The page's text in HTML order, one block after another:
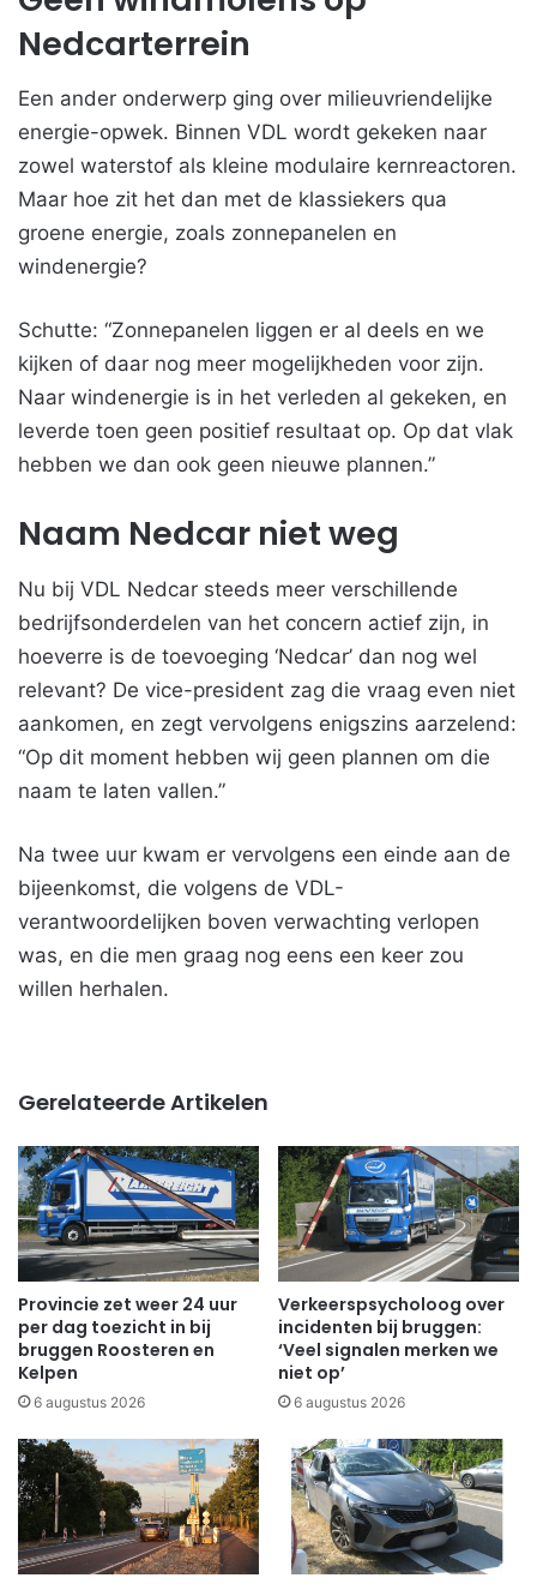
Nedcarterrein
Een ander onderwerp ging over milieuvriendelijke
energie-opwek. Binnen VDL wordt gekeken naar
zowel waterstof als kleine modulaire kernreactoren.
Maar hoe zit het dan met de klassiekers qua
groene energie, zoals zonnepanelen en
windenergie?
Schutte: “Zonnepanelen liggen er al deels en we
kijken of daar nog meer mogelijkheden voor zijn.
Naar windenergie is in het verleden al gekeken, en
leverde toen geen positief resultaat op. Op dat vlak
hebben we dan ook geen nieuwe plannen.”
Naam Nedcar niet weg
Nu bij VDL Nedcar steeds meer verschillende
bedrijfsonderdelen van het concern actief zijn, in
hoeverre is de toevoeging ‘Nedcar’ dan nog wel
relevant? De vice-president zag die vraag even niet
aankomen, en zegt vervolgens enigszins aarzelend:
“Op dit moment hebben wij geen plannen om die
naam te laten vallen.”
Na twee uur kwam er vervolgens een einde aan de
bijeenkomst, die volgens de VDL-
verantwoordelijken boven verwachting verlopen
was, en die men graag nog eens een keer zou
willen herhalen.
Gerelateerde Artikelen
Provincie zet weer 24 uur
per dag toezicht in bij
bruggen Roosteren en
Kelpen
6 augustus 2026
Verkeerspsycholoog over
incidenten bij bruggen:
‘Veel signalen merken we
niet op’
6 augustus 2026